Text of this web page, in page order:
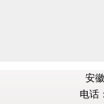
安
电话